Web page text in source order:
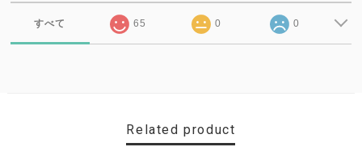
すべて 65 0 0
Related product